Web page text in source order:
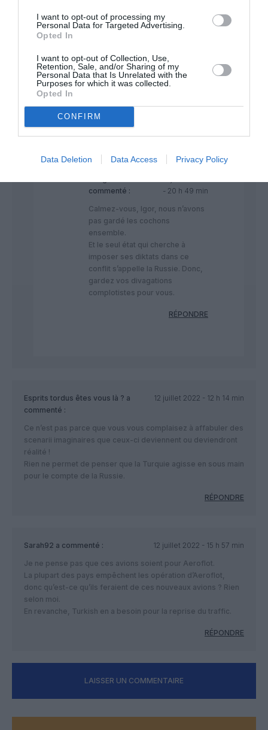
I want to opt-out of processing my
Personal Data for Targeted Advertising.
Opted In
I want to opt-out of Collection, Use,
Retention, Sale, and/or Sharing of my
Personal Data that Is Unrelated with the
Purposes for which it was collected.
Opted In
CONFIRM
Data Deletion Data Access Privacy Policy
trouve ses propos ridicules, je ne pense
pas que le sieur Airbid ait des intérêts
complètement !
Moi je parle des sanctions en général, que
beaucoup de pays n’appliquent pas. Il y a
encore des pays pour qui la notion d’état
pas à obéir aux diktats occidentaux.
RÉPONDRE
commenté :
- 20 h 49 min
Calmez-vous, Igor, nous n’avons
pas gardé les cochons
ensemble.
Et le seul état qui cherche à
imposer ses diktats dans ce
conflit s’appelle la Russie. Donc,
gardez vos divagations
complotistes pour vous.
RÉPONDRE
Esprits tordus êtes vous là ? a
commenté :
12 juillet 2022 - 12 h 14 min
Ce n’est pas parce que vous vous complaisez à affabuler des
scenarii imaginaires que ceux-ci deviennent ou deviendront
réalité !
Rien ne permet de penser que la Turquie agisse en sous main
pour le compte de la Russie.
RÉPONDRE
Sarah92 a commenté :
12 juillet 2022 - 15 h 57 min
Je ne pense pas que ces avions soient pour Aeroflot.
La plupart des pays empêchent les opération d’Aeroflot,
donc qu’est-ce qu’ils feraient de ces nouveaux avions ? Rien
selon moi.
En revanche, Turkish en a besoin pour la reprise du traffic.
RÉPONDRE
LAISSER UN COMMENTAIRE